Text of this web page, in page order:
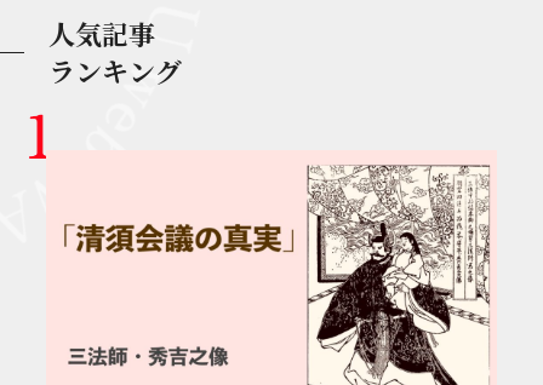
人気記事
ランキング